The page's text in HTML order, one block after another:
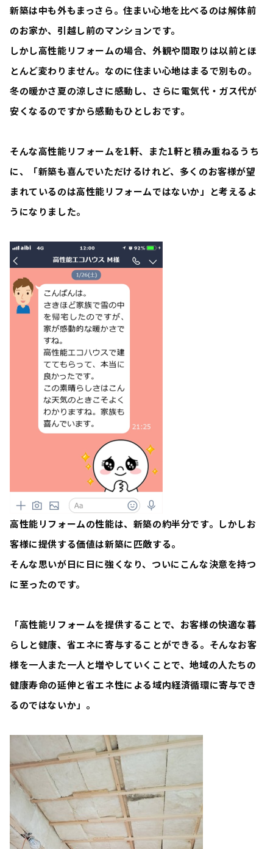
新築は中も外もまっさら。住まい心地を比べるのは解体前
のお家か、引越し前のマンションです。
しかし高性能リフォームの場合、外観や間取りは以前とほ
とんど変わりません。なのに住まい心地はまるで別もの。
冬の暖かさ夏の涼しさに感動し、さらに電気代・ガス代が
安くなるのですから感動もひとしおです。
そんな高性能リフォームを1軒、また1軒と積み重ねるうち
に、「新築も喜んでいただけるけれど、多くのお客様が望
まれているのは高性能リフォームではないか 」と考えるよ
うになりました。
高性能リフォームの性能は、新築の約半分です。しかしお
客様に提供する価値は新築に匹敵する。
そんな思いが日に日に強くなり、ついにこんな決意を持つ
に至ったのです。
「高性能リフォームを提供することで、お客様の快適な暮
らしと健康、省エネに寄与することができる。そんなお客
様を一人また一人と増やしていくことで、地域の人たちの
健康寿命の延伸と省エネ性による域内経済循環に寄与でき
るのではないか」。